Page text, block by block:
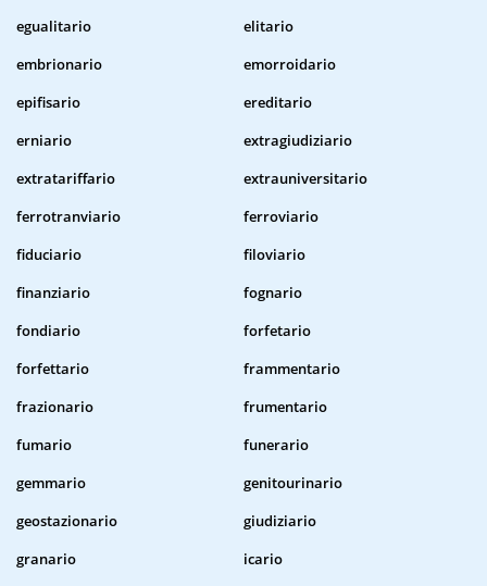
egualitario
elitario
embrionario
emorroidario
epifisario
ereditario
erniario
extragiudiziario
extratariffario
extrauniversitario
ferrotranviario
ferroviario
fiduciario
filoviario
finanziario
fognario
fondiario
forfetario
forfettario
frammentario
frazionario
frumentario
fumario
funerario
gemmario
genitourinario
geostazionario
giudiziario
granario
icario